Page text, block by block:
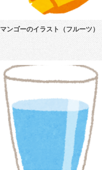
マンゴーのイラスト（フルーツ）